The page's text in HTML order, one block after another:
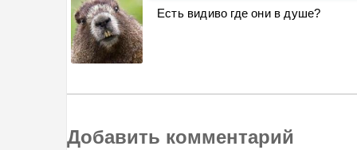
Есть видиво где они в душе?
Добавить комментарий